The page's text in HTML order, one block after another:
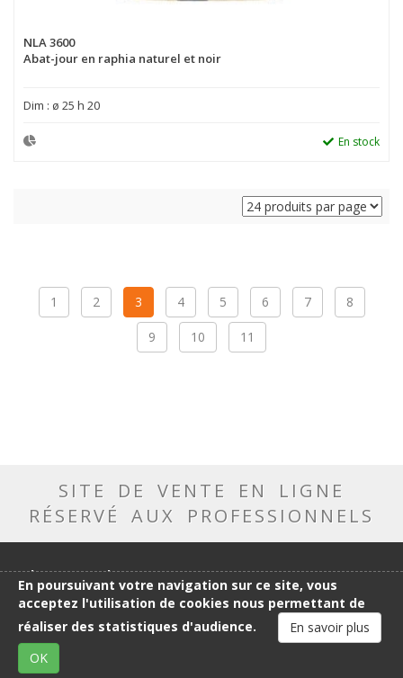
NLA 3600
Abat-jour en raphia naturel et noir
Dim : ø 25 h 20
En stock
1 2 3 4 5 6 7 8
9 10 11
SITE DE VENTE EN LIGNE
RÉSERVÉ AUX PROFESSIONNELS
Aubry-Gaspard
Qui sommes-nous ?
Notre métier
Catalogue
Notre showroom
En poursuivant votre navigation sur ce site, vous
acceptez l'utilisation de cookies nous permettant de
réaliser des statistiques d'audience.
En savoir plus
OK